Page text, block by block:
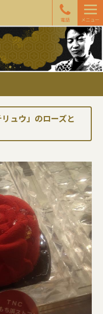
電話 メニュー
ュウ」のローズと